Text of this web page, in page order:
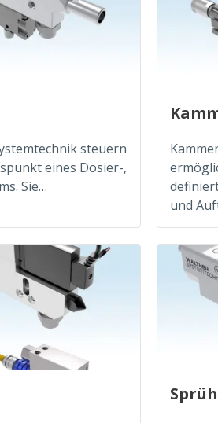
steuern
eines Dosier-,
Sie…
und